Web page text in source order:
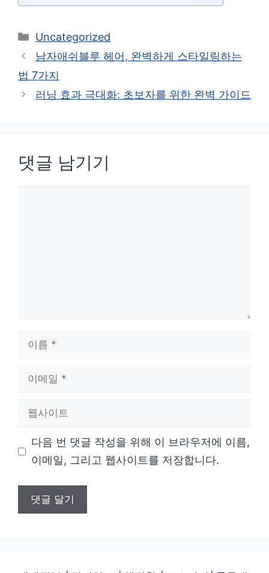
카
테
리
Uncategorized
남자애쉬블루 헤어, 완벽하게 스타일링하는
법 7가지
러닝 효과 극대화: 초보자를 위한 완벽 가이드
댓글 남기기
다음 번 댓글 작성을 위해 이 브라우저에 이름,
이메일, 그리고 웹사이트를 저장합니다.